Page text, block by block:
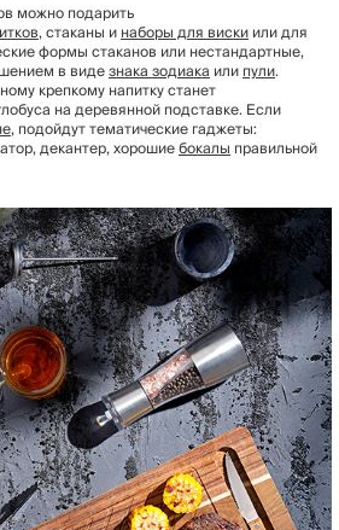
можно подарить
, стаканы инаборы для вискиили для
формы стаканов или нестандартные,
в видезнака зодиакаилипули.
крепкому напитку станет
на деревянной подставке. Если
, подойдут тематические гаджеты:
декантер, хорошиебокалыправильной